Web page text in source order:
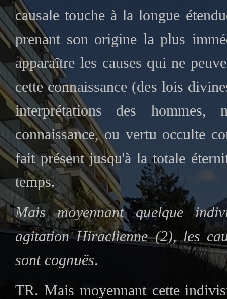
causale touche à la longue
prenant son origine la plus
apparaître les causes qui ne
cette connaissance (des lois
interprétations des
connaissance, ou vertu occulte
fait présent jusqu'à la totale
temps.
Mais moyennant quelque
agitation Hiraclienne (2), les
sont cognuës.
TR. Mais moyennant cette